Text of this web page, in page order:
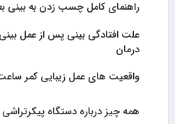
راهنمای کامل چسب زدن به بینی
علت افتادگی بینی پس از عمل
درمان
واقعیت های عمل زیبایی کمر
همه چیز درباره دستگاه پیکرتراشی